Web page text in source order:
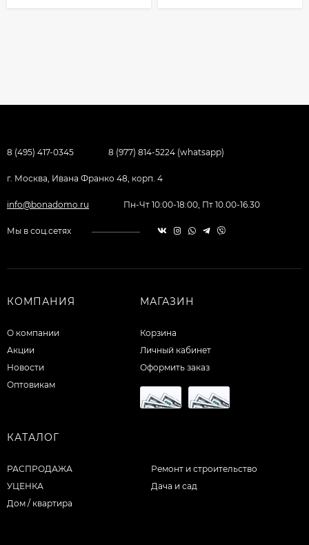
8 (495) 417-0345 8 (977) 814-5224 (whatsapp)
г. Москва, Ивана Франко 48, корп. 4
info@bonadomo.ru Пн-Чт 10:00-18:00, Пт 10.00-16.30
Мы в соц.сетях
КОМПАНИЯ
О компании
Акции
Новости
Оптовикам
МАГАЗИН
Корзина
Личный кабинет
Оформить заказ
КАТАЛОГ
РАСПРОДАЖА
УЦЕНКА
Дом / квартира
Ремонт и строительство
Дача и сад